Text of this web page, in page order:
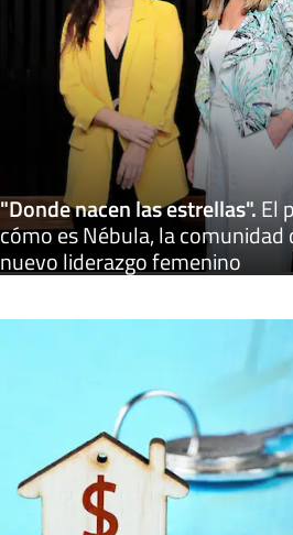
"Donde nacen las estrellas".El
cómo es Nébula, la
nuevo liderazgo femenino